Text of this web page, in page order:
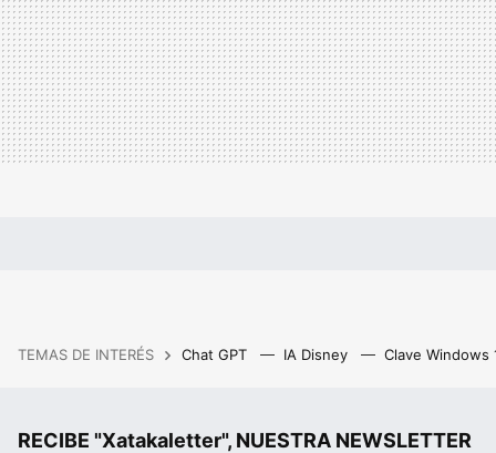
TEMAS DE INTERÉS Chat GPT IA Disney Clave Windows
RECIBE "Xatakaletter", NUESTRA NEWSLETTER